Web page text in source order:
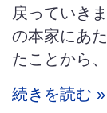
戻っていき
の本家にあ
たことから
続きを読む »